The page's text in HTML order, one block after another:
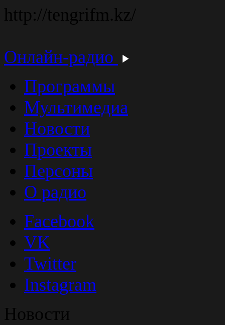
http://tengrifm.kz/
Онлайн-радио
Программы
Мультимедиа
Новости
Проекты
Персоны
О радио
Facebook
VK
Twitter
Instagram
Новости